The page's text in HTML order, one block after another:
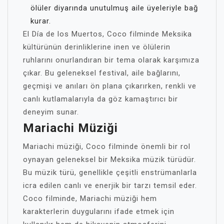
ölüler diyarında unutulmuş aile üyeleriyle bağ
kurar.
El Día de los Muertos, Coco filminde Meksika
kültürünün derinliklerine inen ve ölülerin
ruhlarını onurlandıran bir tema olarak karşımıza
çıkar. Bu geleneksel festival, aile bağlarını,
geçmişi ve anıları ön plana çıkarırken, renkli ve
canlı kutlamalarıyla da göz kamaştırıcı bir
deneyim sunar.
Mariachi Müziği
Mariachi müziği, Coco filminde önemli bir rol
oynayan geleneksel bir Meksika müzik türüdür.
Bu müzik türü, genellikle çeşitli enstrümanlarla
icra edilen canlı ve enerjik bir tarzı temsil eder.
Coco filminde, Mariachi müziği hem
karakterlerin duygularını ifade etmek için